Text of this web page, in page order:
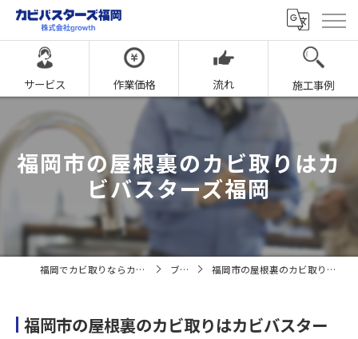
サービス 作業価格 流れ 施工事例
福岡市の屋根裏のカビ取りはカ
ビバスターズ福岡
福岡でカビ取りならカビバスターズ福岡 ブログ 福岡市の屋根裏のカビ取りはカビバスターズ福岡
福岡市の屋根裏のカビ取りはカビバスター